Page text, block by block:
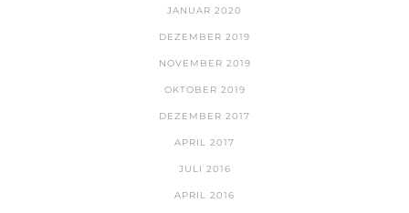
JANUAR 2020
DEZEMBER 2019
NOVEMBER 2019
OKTOBER 2019
DEZEMBER 2017
APRIL 2017
JULI 2016
APRIL 2016